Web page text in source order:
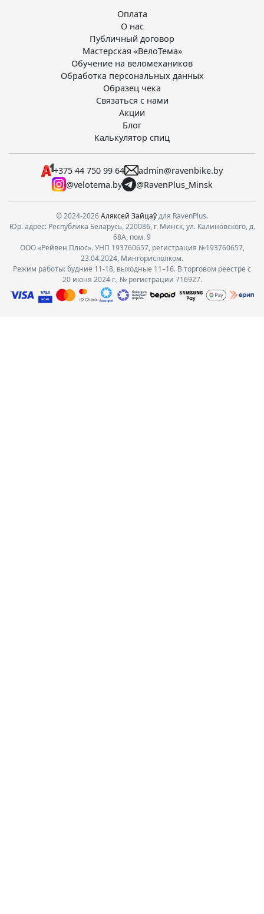
Оплата
О нас
Публичный договор
Мастерская «ВелоТема»
Обучение на веломехаников
Обработка персональных данных
Образец чека
Связаться с нами
Акции
Блог
Калькулятор спиц
+375 44 750 99 64
admin@ravenbike.by
@velotema.by
@RavenPlus_Minsk
© 2024-2026Аляксей Зайцаўдля RavenPlus.
Юр. адрес: Республика Беларусь, 220086, г. Минск, ул. Калиновского, д.
68А, пом. 9
ООО «Рейвен Плюс». УНП 193760657, регистрация №193760657,
23.04.2024, Мингорисполком.
Режим работы: будние 11-18, выходные 11–16. В торговом реестре с
20 июня 2024 г., № регистрации 716927.